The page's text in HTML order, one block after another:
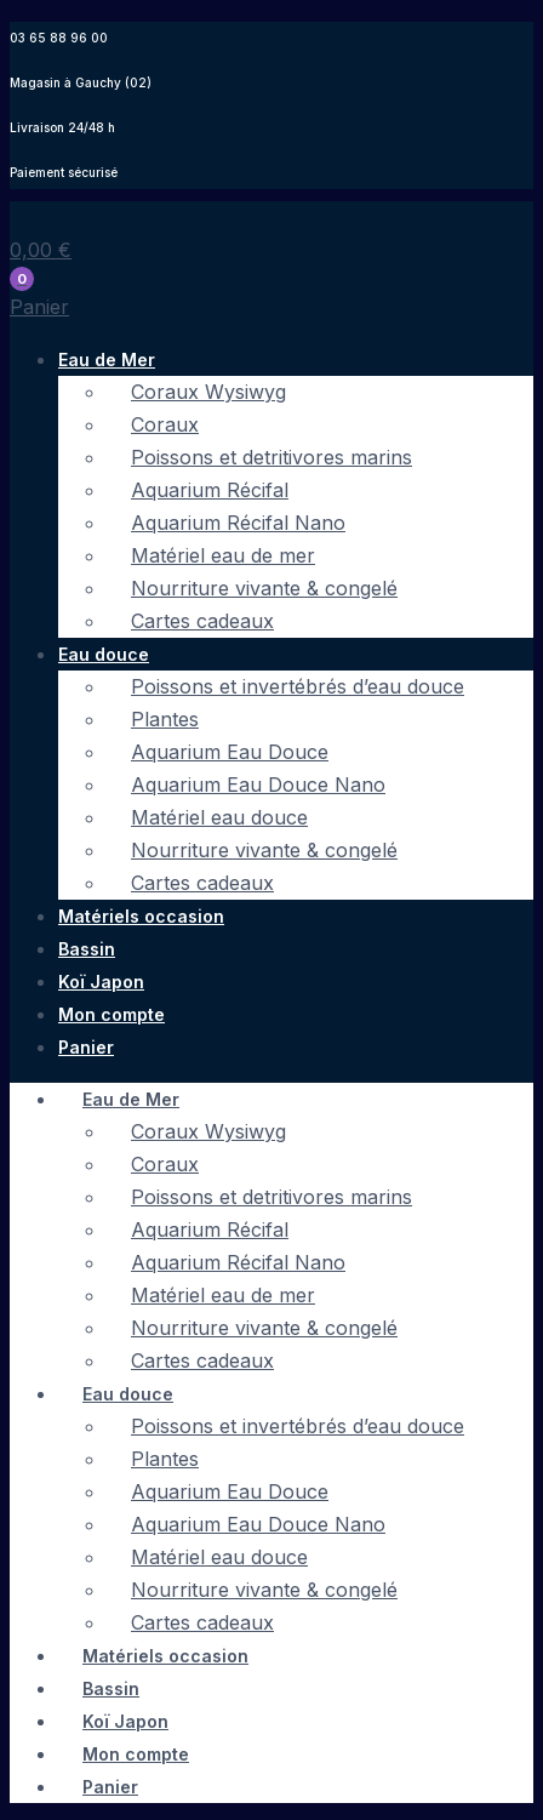
contenu
03 65 88 96 00
Magasin à Gauchy (02)
Livraison 24/48 h
Paiement sécurisé
0,00 €
0
Panier
Eau de Mer
Coraux Wysiwyg
Coraux
Poissons et detritivores marins
Aquarium Récifal
Aquarium Récifal Nano
Matériel eau de mer
Nourriture vivante & congelé
Cartes cadeaux
Eau douce
Poissons et invertébrés d’eau douce
Plantes
Aquarium Eau Douce
Aquarium Eau Douce Nano
Matériel eau douce
Nourriture vivante & congelé
Cartes cadeaux
Matériels occasion
Bassin
Koï Japon
Mon compte
Panier
Eau de Mer
Coraux Wysiwyg
Coraux
Poissons et detritivores marins
Aquarium Récifal
Aquarium Récifal Nano
Matériel eau de mer
Nourriture vivante & congelé
Cartes cadeaux
Eau douce
Poissons et invertébrés d’eau douce
Plantes
Aquarium Eau Douce
Aquarium Eau Douce Nano
Matériel eau douce
Nourriture vivante & congelé
Cartes cadeaux
Matériels occasion
Bassin
Koï Japon
Mon compte
Panier